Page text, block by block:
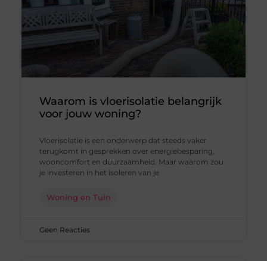
Waarom is vloerisolatie belangrijk
voor jouw woning?
Vloerisolatie is een onderwerp dat steeds vaker
terugkomt in gesprekken over energiebesparing,
wooncomfort en duurzaamheid. Maar waarom zou
je investeren in het isoleren van je
Woning en Tuin
Geen Reacties